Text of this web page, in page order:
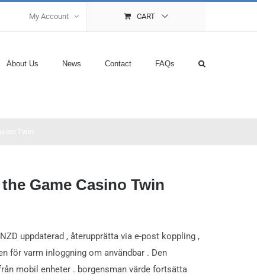
My Account CART
About Us News Contact FAQs
Game Casino Twin
uppdaterad , återupprätta via e-post koppling ,
för varm inloggning om användbar . Den
mobil enheter . borgensman värde fortsätta